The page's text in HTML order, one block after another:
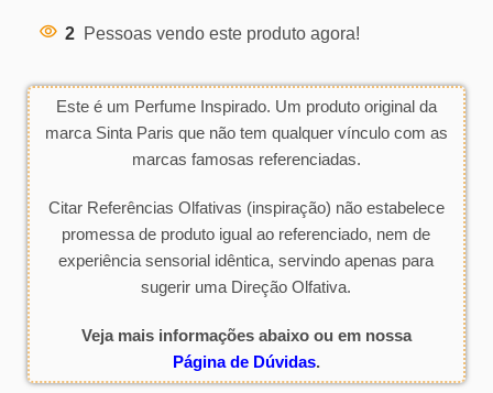
2 Pessoas vendo este produto agora!
Este é um Perfume Inspirado. Um produto original da
marca Sinta Paris que não tem qualquer vínculo com as
marcas famosas referenciadas.
Citar Referências Olfativas (inspiração) não estabelece
promessa de produto igual ao referenciado, nem de
experiência sensorial idêntica, servindo apenas para
sugerir uma Direção Olfativa.
Veja mais informações abaixo ou em nossa
Página de Dúvidas.